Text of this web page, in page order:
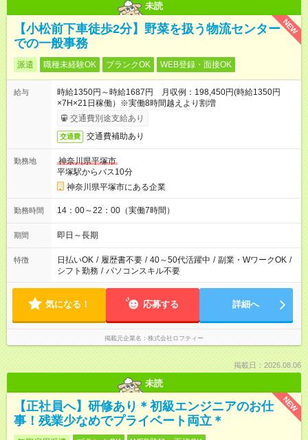
未読
NEW
【小松前下車徒歩2分】野菜を扱う物流センター
での一般事務
派遣 職種未経験OK ブランクOK WEB登録・面接OK
給与
時給1350円～時給1687円 月収例：198,450円(時給1350円
×7H×21日稼働）※実働8時間越えより割増
交通費別途支給あり
交通費 交通費補助あり
勤務地
神奈川県平塚市
平塚駅からバス10分
神奈川県平塚市にある企業
勤務時間 14：00～22：00（実働7時間）
期間 即日～長期
特徴 日払いOK / 履歴書不要 / 40～50代活躍中 / 副業・WワークOK /
シフト勤務 / パソコンスキル不要
気になる！ 応募する 詳細へ
掲載元企業名 株式会社ロフティー
掲載日：2026.08.06
未読
NEW
【正社員へ】研修あり＊初級エンジニアのお仕
事！残業少なめでプライベート両立＊